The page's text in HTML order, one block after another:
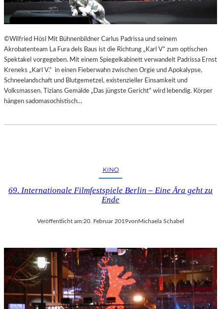
©Wilfried Hösl Mit Bühnenbildner Carlus Padrissa und seinem
Akrobatenteam La Fura dels Baus ist die Richtung „Karl V“ zum optischen
Spektakel vorgegeben. Mit einem Spiegelkabinett verwandelt Padrissa Ernst
Kreneks „Karl V.“ in einen Fieberwahn zwischen Orgie und Apokalypse,
Schneelandschaft und Blutgemetzel, existenzieller Einsamkeit und
Volksmassen. Tizians Gemälde „Das jüngste Gericht“ wird lebendig. Körper
hängen sadomasochistisch…
KINO
69. Internationale Filmfestspiele Berlin – Eine Ära geht zu
Ende
Veröffentlicht am:20. Februar 2019vonMichaela Schabel